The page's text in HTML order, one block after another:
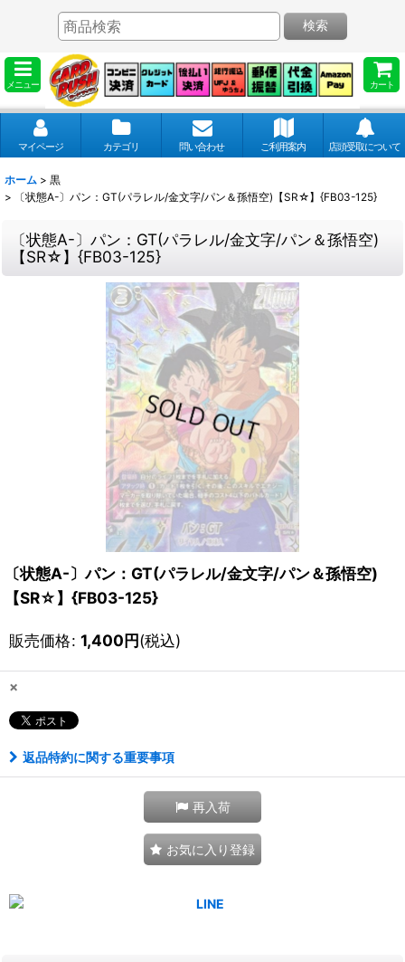
メニュー カート
検索
マイページ カテゴリ 問い合わせ ご利用案内 店頭受取について
ホーム > 黒
>
〔状態A-〕パン：GT(パラレル/金文字/パン＆孫悟空)【SR☆】{FB03-125}
〔状態A-〕パン：GT(パラレル/金文字/パン＆孫悟空)
【SR☆】{FB03-125}
〔状態A-〕パン：GT(パラレル/金文字/パン＆孫悟空)
【SR☆】{FB03-125}
販売価格: 1,400円(税込)
×
返品特約に関する重要事項
再入荷
お気に入り登録